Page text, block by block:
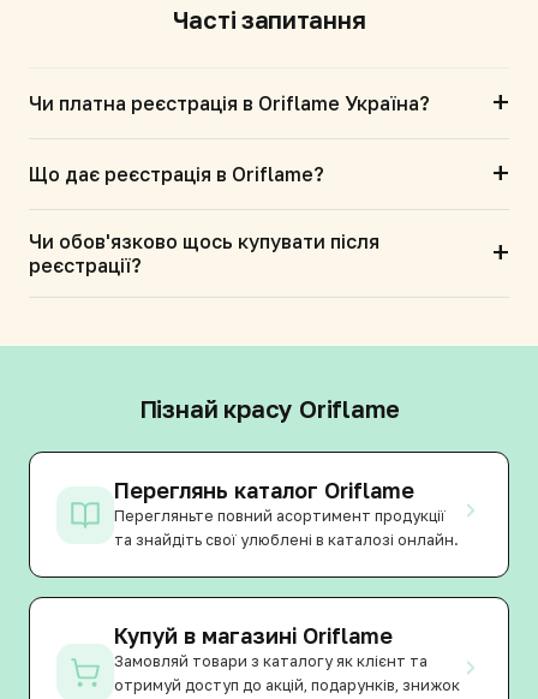
Часті запитання
Чи платна реєстрація в Oriflame Україна? +
Що дає реєстрація в Oriflame? +
Чи обов'язково щось купувати після
реєстрації?
+
Пізнай красу Oriflame
Переглянь каталог Oriflame
Перегляньте повний асортимент продукції
та знайдіть свої улюблені в каталозі онлайн.
Купуй в магазині Oriflame
Замовляй товари з каталогу як клієнт та
отримуй доступ до акцій, подарунків, знижок